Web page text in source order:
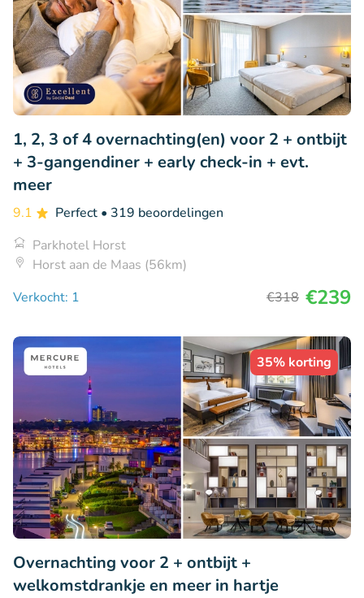
1, 2, 3 of 4 overnachting(en) voor 2 + ontbijt
+ 3-gangendiner + early check-in + evt.
meer
9.1 Perfect • 319 beoordelingen
Parkhotel Horst
Horst aan de Maas (56km)
Verkocht: 1
€318 €239
35% korting
Overnachting voor 2 + ontbijt +
welkomstdrankje en meer in hartje